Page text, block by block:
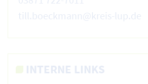
till.boeckmann@kreis-lup.de
INTERNE LINKS